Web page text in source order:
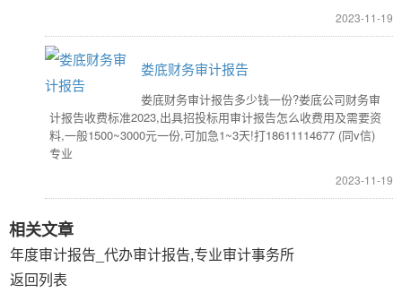
2023-11-19
娄底财务审计报告
娄底财务审计报告多少钱一份?娄底公司财务审
计报告收费标准2023,出具招投标用审计报告怎么收费用及需要资
料,一般1500~3000元一份,可加急1~3天!打18611114677 (同v信)
专业
2023-11-19
相关文章
年度审计报告_代办审计报告,专业审计事务所
返回列表